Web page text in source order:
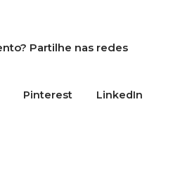
Partilhe nas redes
Pinterest LinkedIn